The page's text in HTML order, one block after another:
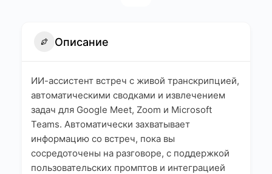
Описание
ИИ-ассистент встреч с живой транскрипцией,
автоматическими сводками и извлечением
задач для Google Meet, Zoom и Microsoft
Teams. Автоматически захватывает
информацию со встреч, пока вы
сосредоточены на разговоре, с поддержкой
пользовательских промптов и интеграцией